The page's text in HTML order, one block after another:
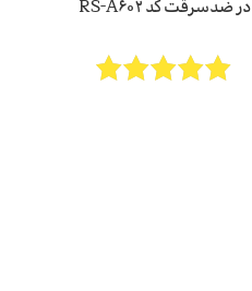
در ضدسرقت کد RS-A602